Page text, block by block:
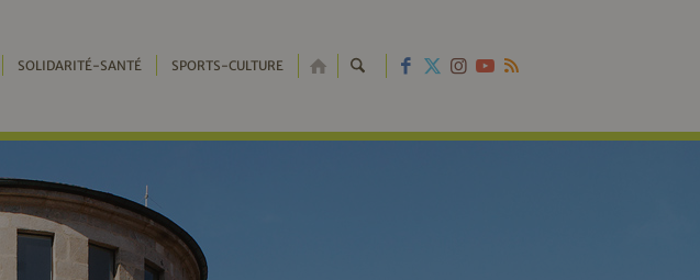
SOLIDARITÉ-SANTÉ SPORTS-CULTURE RETOUR